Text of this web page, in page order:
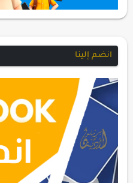
انضم إلينا